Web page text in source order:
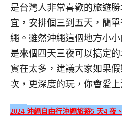
是台灣人非常喜歡的旅遊
宜，安排個三到五天，簡
繩。雖然沖繩這個地方小
是來個四天三夜可以搞定
實在太多，建議大家如果
次，更深度的玩，你會愛上
2024 沖繩自由行沖繩旅遊5 天4 夜、